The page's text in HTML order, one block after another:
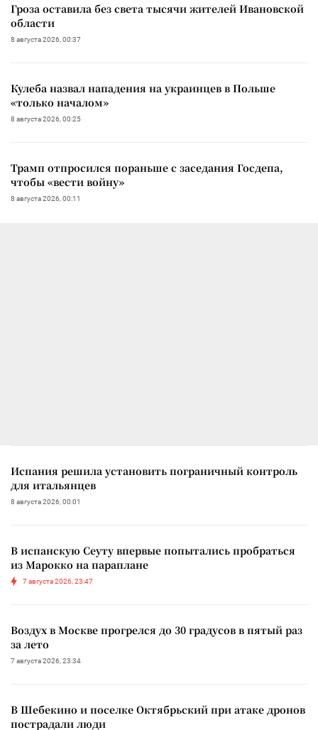
Гроза оставила без света тысячи жителей Ивановской
области
8 августа 2026, 00:37
Кулеба назвал нападения на украинцев в Польше
«только началом»
8 августа 2026, 00:25
Трамп отпросился пораньше с заседания Госдепа,
чтобы «вести войну»
8 августа 2026, 00:11
Испания решила установить пограничный контроль
для итальянцев
8 августа 2026, 00:01
В испанскую Сеуту впервые попытались пробраться
из Марокко на параплане
7 августа 2026, 23:47
Воздух в Москве прогрелся до 30 градусов в пятый раз
за лето
7 августа 2026, 23:34
В Шебекино и поселке Октябрьский при атаке дронов
пострадали люди